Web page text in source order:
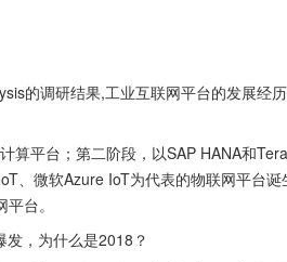
的调研结果,工业互联网平台的发展经
算平台；第二阶段，以SAP HANA和
、微软Azure IoT为代表的物联网平台
台。
，为什么是2018？